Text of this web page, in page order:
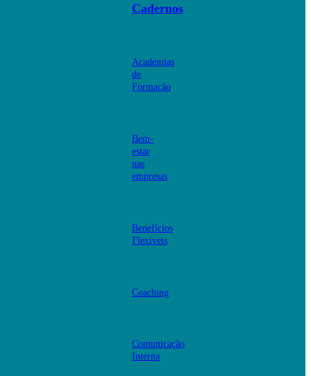
Cadernos
Academias
de
Formação
Bem-
estar
nas
empresas
Benefícios
Flexíveis
Coaching
Comunicação
Interna